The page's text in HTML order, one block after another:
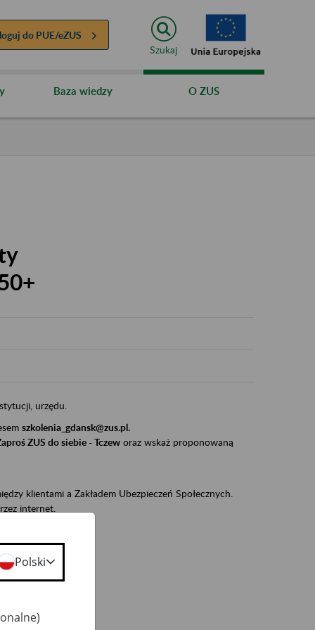
do PUE/eZUS
Szukaj
Baza wiedzy O ZUS
urzędu.
szkolenia_gdansk@zus.pl.
ZUS do siebie - Tczeworaz wskaż proponowaną
klientami a Zakładem Ubezpieczeń Społecznych.
internet.
w ZUS,
Polski